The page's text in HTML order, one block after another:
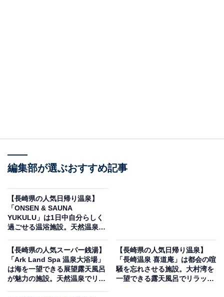
編集部が選ぶおすすめ記事
【長崎県の人気日帰り温泉】
「ONSEN & SAUNA
YUKULU」は1日中自分らしく
過ごせる温浴施設。天然温泉と
【長崎県の人気スーパー銭湯】
「Ark Land Spa 温泉大浴場」
は海を一望できる展望露天風呂
が魅力の施設。天然温泉でリラ
【長崎県の人気日帰り温泉】
「長崎温泉 喜道庵」は都会の喧
騒を忘れさせる施設。大村湾を
一望できる露天風呂でリラック